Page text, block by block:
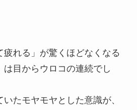
疲れる」が驚くほどなくなる
は目からウロコの連続でし
たモヤモヤとした意識が、